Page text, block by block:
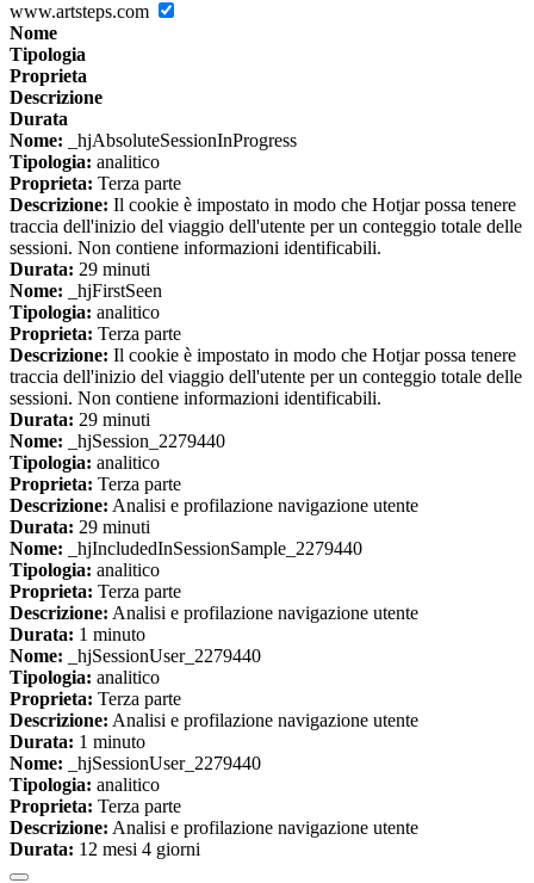
www.artsteps.com
Nome
Tipologia
Proprieta
Descrizione
Durata
Nome: _hjAbsoluteSessionInProgress
Tipologia: analitico
Proprieta: Terza parte
Descrizione: Il cookie è impostato in modo che Hotjar possa tenere
traccia dell'inizio del viaggio dell'utente per un conteggio totale delle
sessioni. Non contiene informazioni identificabili.
Durata: 29 minuti
Nome: _hjFirstSeen
Tipologia: analitico
Proprieta: Terza parte
Descrizione: Il cookie è impostato in modo che Hotjar possa tenere
traccia dell'inizio del viaggio dell'utente per un conteggio totale delle
sessioni. Non contiene informazioni identificabili.
Durata: 29 minuti
Nome: _hjSession_2279440
Tipologia: analitico
Proprieta: Terza parte
Descrizione: Analisi e profilazione navigazione utente
Durata: 29 minuti
Nome: _hjIncludedInSessionSample_2279440
Tipologia: analitico
Proprieta: Terza parte
Descrizione: Analisi e profilazione navigazione utente
Durata: 1 minuto
Nome: _hjSessionUser_2279440
Tipologia: analitico
Proprieta: Terza parte
Descrizione: Analisi e profilazione navigazione utente
Durata: 1 minuto
Nome: _hjSessionUser_2279440
Tipologia: analitico
Proprieta: Terza parte
Descrizione: Analisi e profilazione navigazione utente
Durata: 12 mesi 4 giorni